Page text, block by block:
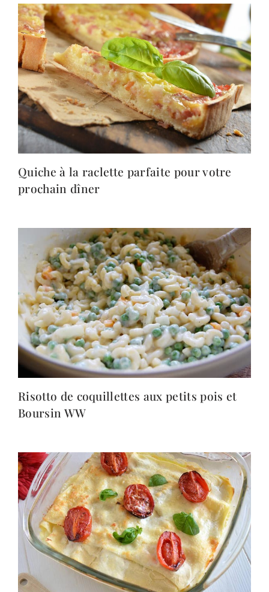
Quiche à la raclette parfaite pour votre
prochain dîner
Risotto de coquillettes aux petits pois et
Boursin WW